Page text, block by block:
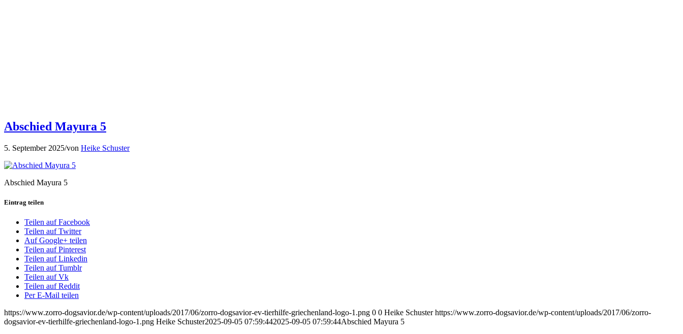
Abschied Mayura 5
5. September 2025/von Heike Schuster
Abschied Mayura 5
Eintrag teilen
Teilen auf Facebook
Teilen auf Twitter
Auf Google+ teilen
Teilen auf Pinterest
Teilen auf Linkedin
Teilen auf Tumblr
Teilen auf Vk
Teilen auf Reddit
Per E-Mail teilen
https://www.zorro-dogsavior.de/wp-content/uploads/2017/06/zorro-dogsavior-ev-tierhilfe-griechenland-logo-1.png 0 0 Heike Schuster https://www.zorro-dogsavior.de/wp-content/uploads/2017/06/zorro-
dogsavior-ev-tierhilfe-griechenland-logo-1.png Heike Schuster2025-09-05 07:59:442025-09-05 07:59:44Abschied Mayura 5